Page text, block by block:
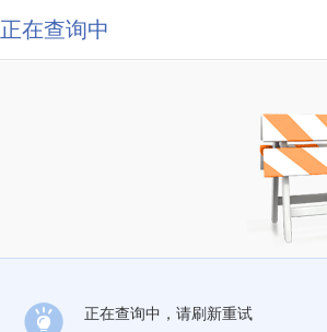
正在查询中
正在查询中，请刷新重试